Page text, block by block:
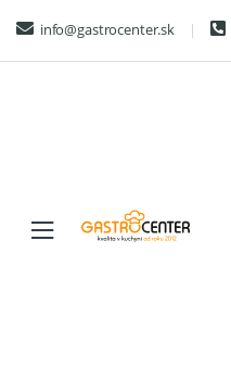
navigation
content
info@gastrocenter.sk